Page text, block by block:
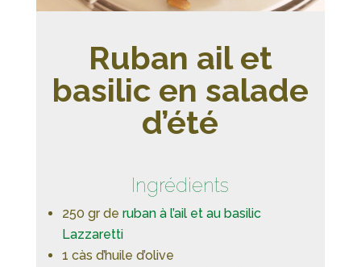
Ruban ail et
basilic en salade
d’été
Ingrédients
250 gr de ruban à l’ail et au basilic
Lazzaretti
1 càs d’huile d’olive